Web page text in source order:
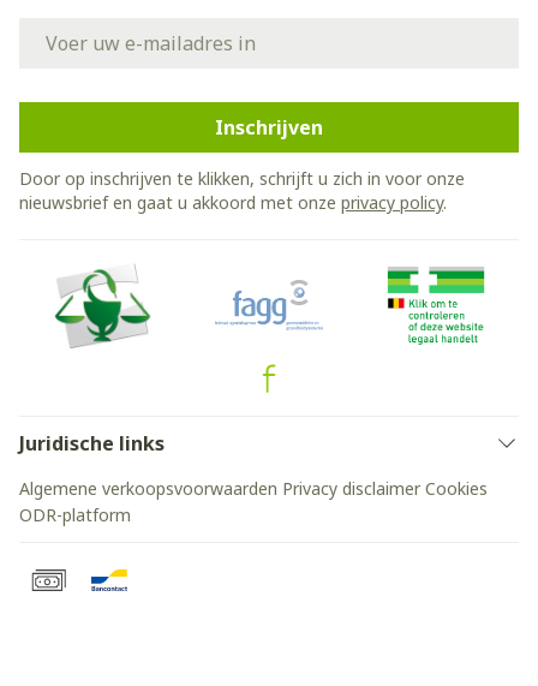
Inschrijven
Door op inschrijven te klikken, schrijft u zich in voor onze
nieuwsbrief en gaat u akkoord met onze privacy policy.
Juridische links
Algemene verkoopsvoorwaarden Privacy disclaimer Cookies
ODR-platform